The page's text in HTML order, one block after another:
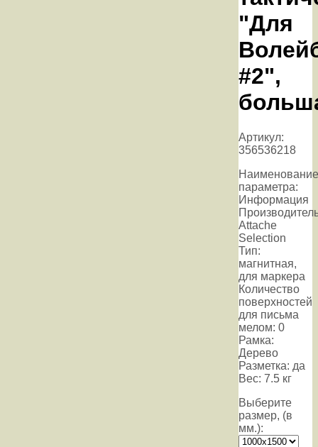
"Для
#2",
Артикул:
356536218
Наименование
параметра:
Информация
Attache
Selection
Тип:
магнитная,
для маркера
Количество
поверхностей
для письма
мелом: 0
Рамка:
Дерево
Разметка: да
Вес: 7.5 кг
Выберите
размер, (в
мм.):